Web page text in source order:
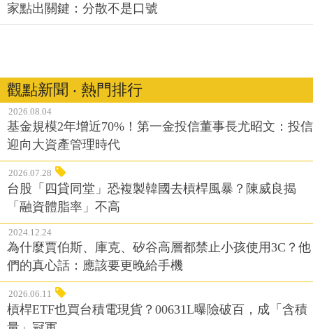
家點出關鍵：分散不是口號
觀點新聞 ‧ 熱門排行
2026.08.04
基金規模2年增近70%！第一金投信董事長尤昭文：投信
迎向大資產管理時代
2026.07.28
台股「四貸同堂」恐複製韓國去槓桿風暴？陳威良揭
「融資體脂率」不高
2024.12.24
為什麼賈伯斯、庫克、矽谷高層都禁止小孩使用3C？他
們的真心話：應該要更晚給手機
2026.06.11
槓桿ETF也買台積電現貨？00631L曝險破百，成「含積